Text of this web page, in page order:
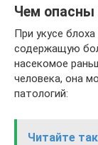
Чем опасны
При укусе
содержащую
насекомое
человека, она
патологий:
Читайте